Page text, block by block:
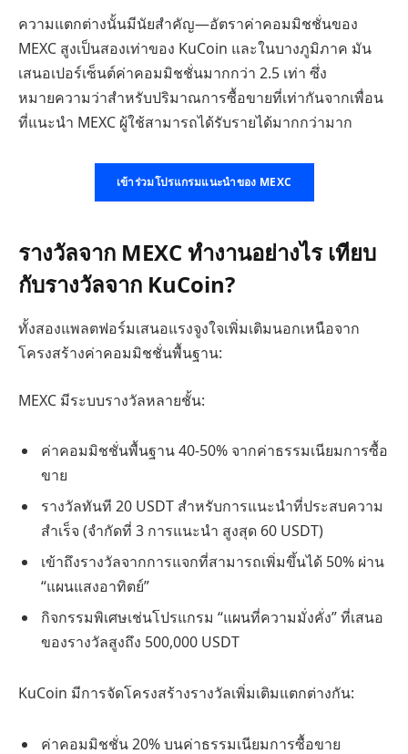
ความแตกต่างนั้นมีนัยสำคัญ—อัตราค่าคอมมิชชั่นของ
MEXC สูงเป็นสองเท่าของ KuCoin และในบางภูมิภาค มัน
เสนอเปอร์เซ็นต์ค่าคอมมิชชั่นมากกว่า 2.5 เท่า ซึ่ง
หมายความว่าสำหรับปริมาณการซื้อขายที่เท่ากันจากเพื่อน
ที่แนะนำ MEXC ผู้ใช้สามารถได้รับรายได้มากกว่ามาก
เข้าร่วมโปรแกรมแนะนำของ MEXC
รางวัลจาก MEXC ทำงานอย่างไร เทียบ
กับรางวัลจาก KuCoin?
ทั้งสองแพลตฟอร์มเสนอแรงจูงใจเพิ่มเติมนอกเหนือจาก
โครงสร้างค่าคอมมิชชั่นพื้นฐาน:
MEXC มีระบบรางวัลหลายชั้น:
ค่าคอมมิชชั่นพื้นฐาน 40-50% จากค่าธรรมเนียมการซื้อ
ขาย
รางวัลทันที 20 USDT สำหรับการแนะนำที่ประสบความ
สำเร็จ (จำกัดที่ 3 การแนะนำ สูงสุด 60 USDT)
เข้าถึงรางวัลจากการแจกที่สามารถเพิ่มขึ้นได้ 50% ผ่าน
“แผนแสงอาทิตย์”
กิจกรรมพิเศษเช่นโปรแกรม “แผนที่ความมั่งคั่ง” ที่เสนอ
ของรางวัลสูงถึง 500,000 USDT
KuCoin มีการจัดโครงสร้างรางวัลเพิ่มเติมแตกต่างกัน:
ค่าคอมมิชชั่น 20% บนค่าธรรมเนียมการซื้อขาย